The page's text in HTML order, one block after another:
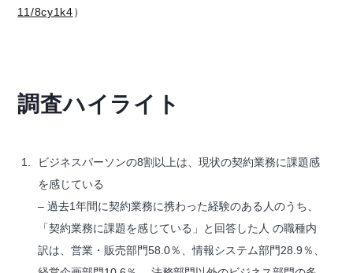
11/8cy1k4）
調査ハイライト
ビジネスパーソンの8割以上は、現状の契約業務に課題感
を感じている
– 過去1年間に契約業務に携わった経験のある人のうち、
「契約業務に課題を感じている」と回答した人 の職種内
訳は、営業・販売部門58.0％、情報システム部門28.9％、